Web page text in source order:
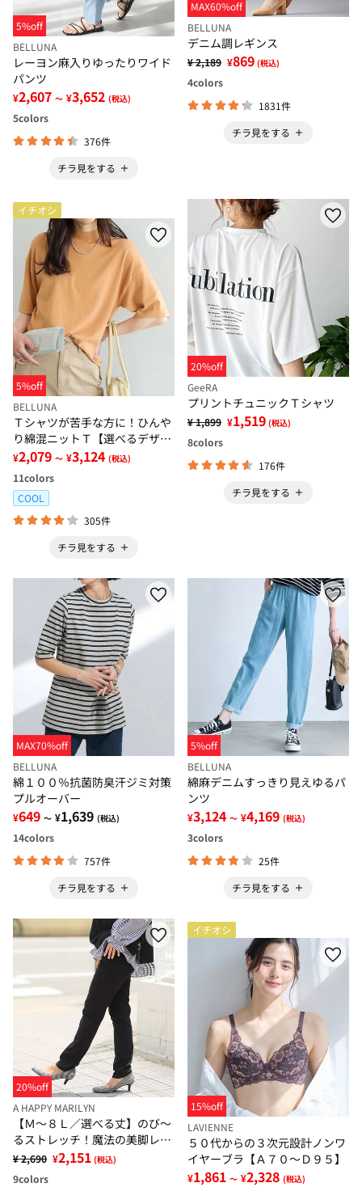
5%off
BELLUNA
レーヨン麻入りゆったりワイド
パンツ
¥2,607 ～ ¥3,652 (税込)
5colors
376件
チラ見をする
MAX60%off
BELLUNA
デニム調レギンス
¥ 2,189 ¥869 (税込)
4colors
1831件
チラ見をする
イチオシ
5%off
BELLUNA
Ｔシャツが苦手な方に！ひんや
り綿混ニットＴ【選べるデザイ
ン】
¥2,079 ～ ¥3,124 (税込)
11colors
COOL
305件
チラ見をする
20%off
GeeRA
プリントチュニックＴシャツ
¥ 1,899 ¥1,519 (税込)
8colors
176件
チラ見をする
MAX70%off
BELLUNA
綿１００％抗菌防臭汗ジミ対策
プルオーバー
¥649 ～ ¥1,639 (税込)
14colors
757件
チラ見をする
5%off
BELLUNA
綿麻デニムすっきり見えゆるパ
ンツ
¥3,124 ～ ¥4,169 (税込)
3colors
25件
チラ見をする
20%off
A HAPPY MARILYN
【Ｍ～８Ｌ／選べる丈】のび～
るストレッチ！魔法の美脚レギ
ンスパンツ
¥ 2,690 ¥2,151 (税込)
9colors
イチオシ
15%off
LAVIENNE
５０代からの３次元設計ノンワ
イヤーブラ【Ａ７０～Ｄ９５】
¥1,861 ～ ¥2,328 (税込)